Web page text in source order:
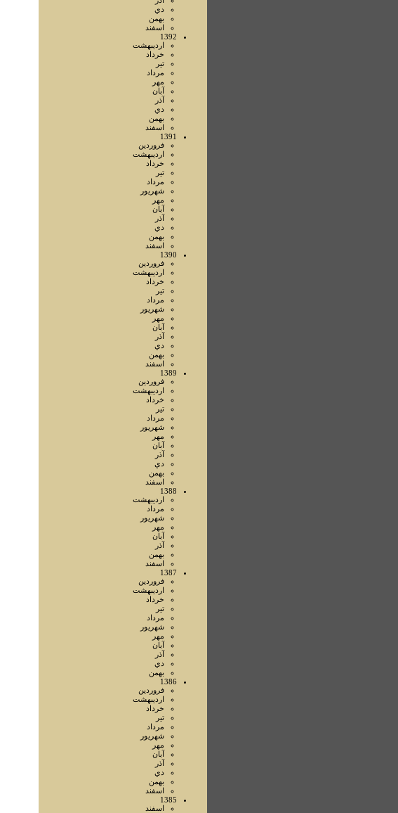
دي
بهمن
اسفند
1392
ارديبهشت
خرداد
تير
مرداد
مهر
آبان
آذر
دي
بهمن
اسفند
1391
فروردين
ارديبهشت
خرداد
تير
مرداد
شهريور
مهر
آبان
آذر
دي
بهمن
اسفند
1390
فروردين
ارديبهشت
خرداد
تير
مرداد
شهريور
مهر
آبان
آذر
دي
بهمن
اسفند
1389
فروردين
ارديبهشت
خرداد
تير
مرداد
شهريور
مهر
آبان
آذر
دي
بهمن
اسفند
1388
ارديبهشت
مرداد
شهريور
مهر
آبان
آذر
بهمن
اسفند
1387
فروردين
ارديبهشت
خرداد
تير
مرداد
شهريور
مهر
آبان
آذر
دي
بهمن
1386
فروردين
ارديبهشت
خرداد
تير
مرداد
شهريور
مهر
آبان
آذر
دي
بهمن
اسفند
1385
اسفند